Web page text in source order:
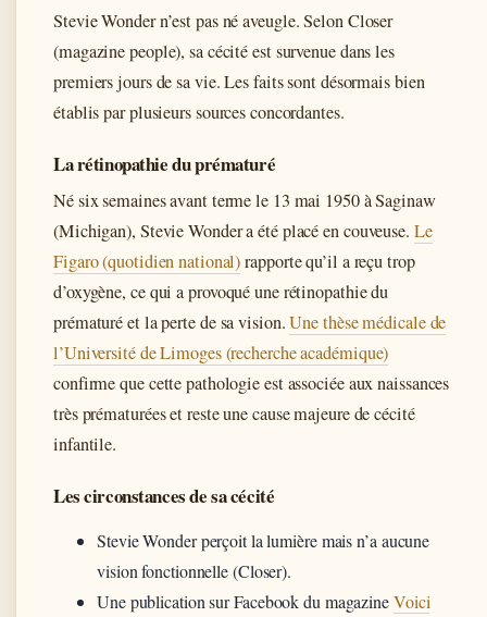
Stevie Wonder n’est pas né aveugle. Selon Closer
(magazine people), sa cécité est survenue dans les
premiers jours de sa vie. Les faits sont désormais bien
établis par plusieurs sources concordantes.
La rétinopathie du prématuré
Né six semaines avant terme le 13 mai 1950 à Saginaw
(Michigan), Stevie Wonder a été placé en couveuse. Le
Figaro (quotidien national)rapporte qu’il a reçu trop
d’oxygène, ce qui a provoqué une rétinopathie du
prématuré et la perte de sa vision.Une thèse médicale de
l’Université de Limoges (recherche académique)
confirme que cette pathologie est associée aux naissances
très prématurées et reste une cause majeure de cécité
infantile.
Les circonstances de sa cécité
Stevie Wonder perçoit la lumière mais n’a aucune
vision fonctionnelle (Closer).
Une publication sur Facebook du magazineVoici